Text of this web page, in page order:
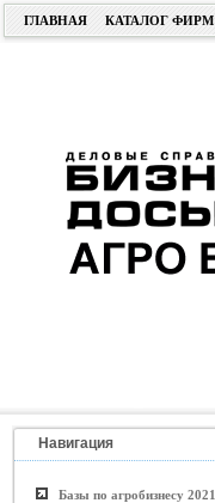
ГЛАВНАЯ КАТАЛОГ ФИРМ
Навигация
Базы по агробизнесу 2021